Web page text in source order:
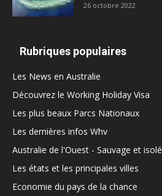
26 octobre 2022
Rubriques populaires
Les News en Australie
Découvrez le Working Holiday Visa
Les plus beaux Parcs Nationaux
Les dernières infos Whv
Australie de l'Ouest - Sauvage et isolé
Les états et les principales villes
Economie du pays de la chance